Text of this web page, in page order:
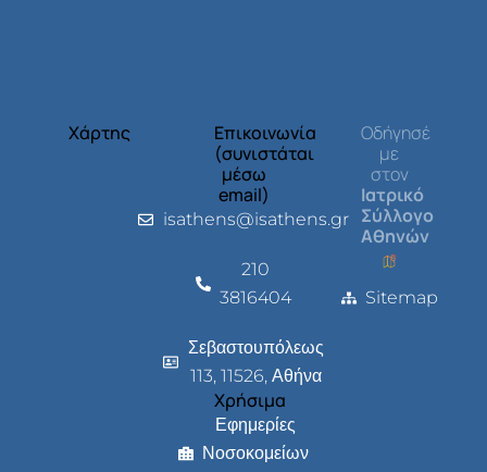
Χάρτης
Επικοινωνία
(συνιστάται
μέσω
email)
isathens@isathens.gr
210
3816404
Σεβαστουπόλεως
113, 11526, Αθήνα
Χρήσιμα
Εφημερίες
Νοσοκομείων
Οδήγησέ
με
στον
Ιατρικό
Σύλλογο
Αθηνών
Sitemap